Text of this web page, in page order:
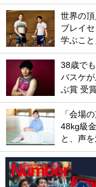
世界の
ブレイ
学ぶこ
38歳で
バスケ
ぶ賞 受
「会場
48kg級
と、声